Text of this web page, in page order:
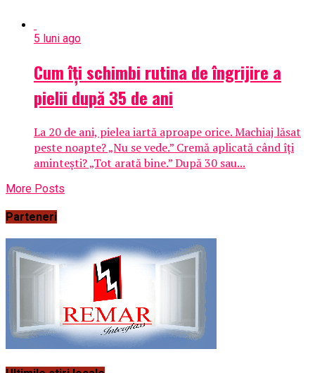
5 luni ago
Cum îți schimbi rutina de îngrijire a
pielii după 35 de ani
La 20 de ani, pielea iartă aproape orice. Machiaj lăsat
peste noapte? „Nu se vede.” Cremă aplicată când îți
amintești? „Tot arată bine.” După 30 sau...
More Posts
Parteneri